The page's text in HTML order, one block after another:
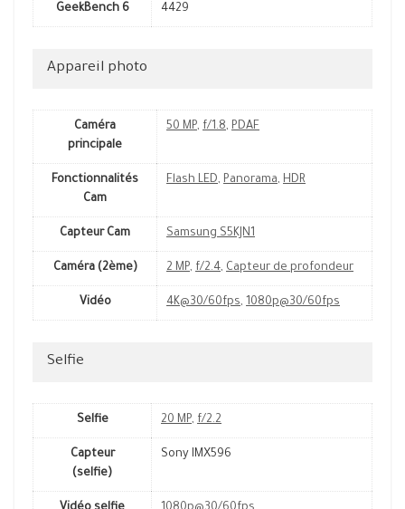
GeekBench 6 4429
Appareil photo
Caméra
principale
50 MP, f/1.8, PDAF
Fonctionnalités
Cam
Flash LED, Panorama, HDR
Capteur Cam Samsung S5KJN1
Caméra (2ème) 2 MP, f/2.4, Capteur de profondeur
Vidéo 4K@30/60fps, 1080p@30/60fps
Selfie
Selfie 20 MP, f/2.2
Capteur
(selfie)
Sony IMX596